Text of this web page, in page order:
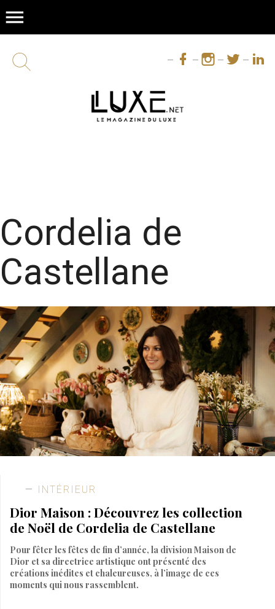
menu
Cordelia de
Castellane
INTÉRIEUR
Dior Maison : Découvrez les collection
de Noël de Cordelia de Castellane
Pour fêter les fêtes de fin d’année, la division Maison de
Dior et sa directrice artistique ont présenté des
créations inédites et chaleureuses, à l’image de ces
moments qui nous rassemblent.